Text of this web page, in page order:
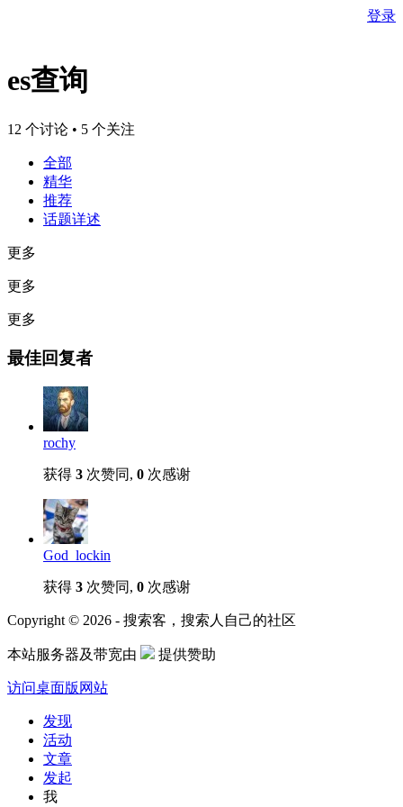
登录
es查询
12 个讨论 • 5 个关注
全部
精华
推荐
话题详述
更多
更多
更多
最佳回复者
rochy
获得 3 次赞同, 0 次感谢
God_lockin
获得 3 次赞同, 0 次感谢
Copyright © 2026 - 搜索客，搜索人自己的社区
本站服务器及带宽由 提供赞助
访问桌面版网站
发现
活动
文章
发起
我